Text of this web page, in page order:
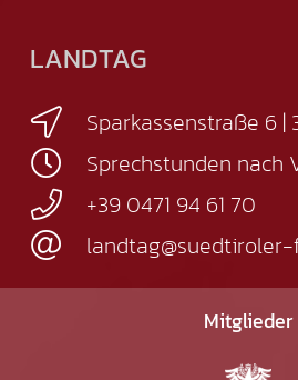
LANDTAG
Sparkassenstraße 6 |
Sprechstunden nach
+39 0471 94 61 70
Mitglieder